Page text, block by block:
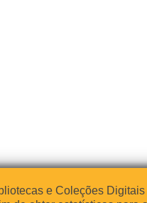
e Coleções